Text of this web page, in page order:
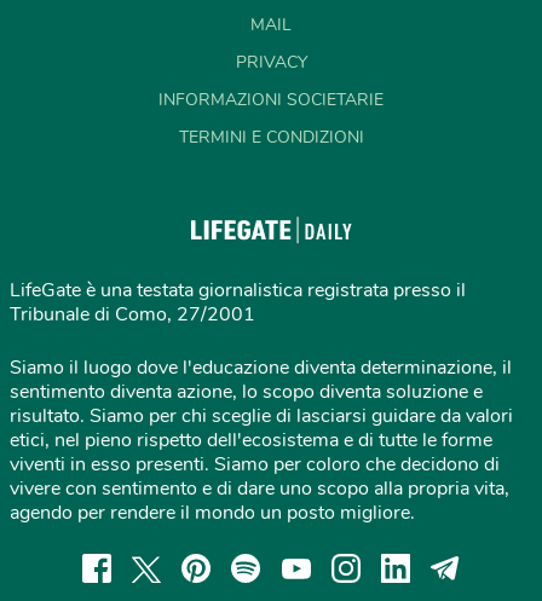
MAIL
PRIVACY
INFORMAZIONI SOCIETARIE
TERMINI E CONDIZIONI
LifeGate è una testata giornalistica registrata presso il
Tribunale di Como, 27/2001
Siamo il luogo dove l'educazione diventa determinazione, il
sentimento diventa azione, lo scopo diventa soluzione e
risultato. Siamo per chi sceglie di lasciarsi guidare da valori
etici, nel pieno rispetto dell'ecosistema e di tutte le forme
viventi in esso presenti. Siamo per coloro che decidono di
vivere con sentimento e di dare uno scopo alla propria vita,
agendo per rendere il mondo un posto migliore.